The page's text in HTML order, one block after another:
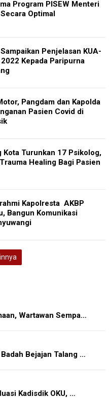
Program PISEW Menteri
Optimal
Penjelasan KUA-
Kepada Paripurna
Pangdam dan Kapolda
Pasien Covid di
Kota Turunkan 17 Psikolog,
Healing Bagi Pasien
Kapolresta AKBP
Bangun Komunikasi
Wartawan Sempa…
Bejajan Talang …
Kadisdik OKU, …